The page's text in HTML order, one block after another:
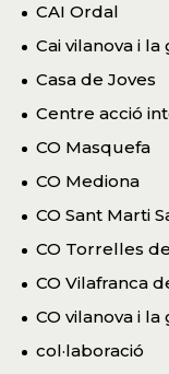
CAI Ordal
Cai vilanova i
Casa de Joves
Centre acció
CO Masquefa
CO Mediona
CO Sant Marti
CO Torrelles
CO Vilafranca
CO vilanova i
col·laboració